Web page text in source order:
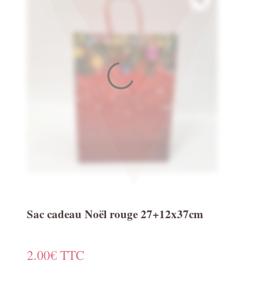
Sac cadeau Noël rouge 27+12x37cm
2.00€ TTC